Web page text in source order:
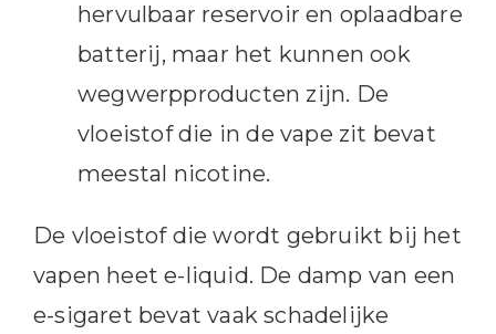
hervulbaar reservoir en oplaadbare
batterij, maar het kunnen ook
wegwerpproducten zijn. De
vloeistof die in de vape zit bevat
meestal nicotine.
De vloeistof die wordt gebruikt bij het
vapen heet e-liquid. De damp van een
e-sigaret bevat vaak schadelijke